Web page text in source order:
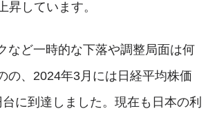
昇しています。
など一時的な下落や調整局面は何
の、2024年3月には日経平均株価
に到達しました。現在も日本の利